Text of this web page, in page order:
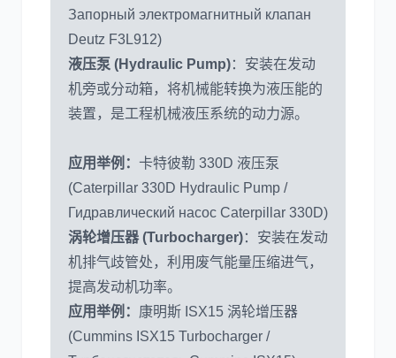
Запорный электромагнитный клапан
Deutz F3L912)
液压泵 (Hydraulic Pump)：安装在发动
机旁或分动箱，将机械能转换为液压能的
装置，是工程机械液压系统的动力源。
应用举例： 卡特彼勒 330D 液压泵
(Caterpillar 330D Hydraulic Pump /
Гидравлический насос Caterpillar 330D)
涡轮增压器 (Turbocharger)：安装在发动
机排气歧管处，利用废气能量压缩进气，
提高发动机功率。
应用举例： 康明斯 ISX15 涡轮增压器
(Cummins ISX15 Turbocharger /